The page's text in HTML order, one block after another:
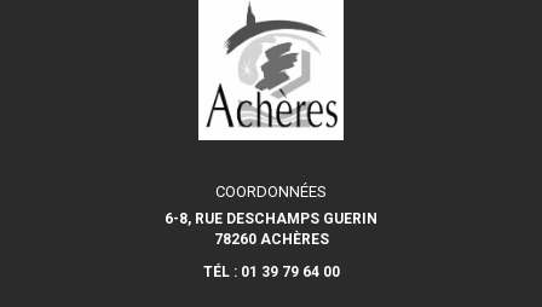
COORDONNÉES
6-8, RUE DESCHAMPS GUERIN
78260 ACHÈRES
TÉL : 01 39 79 64 00